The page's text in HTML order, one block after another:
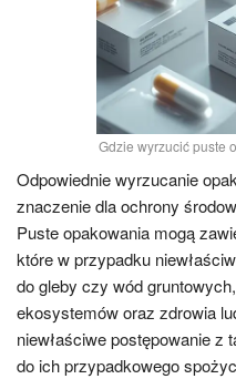
Gdzie wyrzucić puste
Odpowiednie wyrzucanie
znaczenie dla ochrony
Puste opakowania mogą
które w przypadku
do gleby czy wód
ekosystemów oraz zdrowia
niewłaściwe postępowanie z
do ich przypadkowego